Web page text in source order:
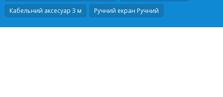
Кабельний аксесуар 3 м
Ручний екран Ручний